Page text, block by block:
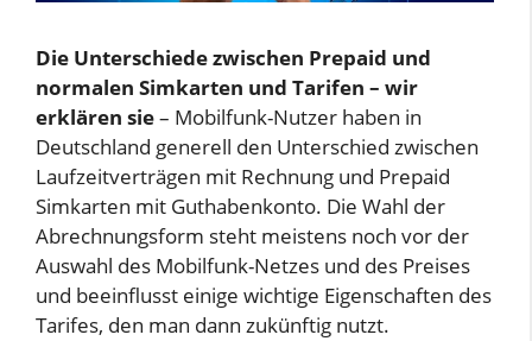
Die Unterschiede zwischen Prepaid und
normalen Simkarten und Tarifen – wir
erklären sie– Mobilfunk-Nutzer haben in
Deutschland generell den Unterschied zwischen
Laufzeitverträgen mit Rechnung und Prepaid
Simkarten mit Guthabenkonto. Die Wahl der
Abrechnungsform steht meistens noch vor der
Auswahl des Mobilfunk-Netzes und des Preises
und beeinflusst einige wichtige Eigenschaften des
Tarifes, den man dann zukünftig nutzt.